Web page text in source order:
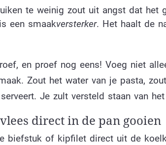
te weinig zout uit angst dat
een smaakversterker. Het haalt de
en proef nog eens! Voeg niet
Zout het water van je pasta,
Je zult versteld staan van
direct in de pan gooien
biefstuk of kipfilet direct uit de